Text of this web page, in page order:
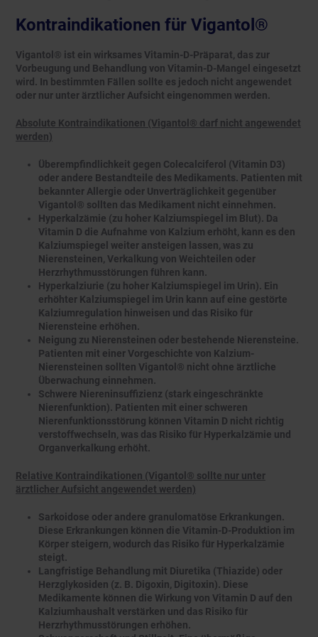
Kontraindikationen für Vigantol®
Vigantol® ist ein wirksames Vitamin-D-Präparat, das zur
Vorbeugung und Behandlung von Vitamin-D-Mangel eingesetzt
wird. In bestimmten Fällen sollte es jedoch nicht angewendet
oder nur unter ärztlicher Aufsicht eingenommen werden.
Absolute Kontraindikationen (Vigantol® darf nicht angewendet
werden)
Überempfindlichkeit gegen Colecalciferol (Vitamin D3)
oder andere Bestandteile des Medikaments. Patienten mit
bekannter Allergie oder Unverträglichkeit gegenüber
Vigantol® sollten das Medikament nicht einnehmen.
Hyperkalzämie (zu hoher Kalziumspiegel im Blut). Da
Vitamin D die Aufnahme von Kalzium erhöht, kann es den
Kalziumspiegel weiter ansteigen lassen, was zu
Nierensteinen, Verkalkung von Weichteilen oder
Herzrhythmusstörungen führen kann.
Hyperkalziurie (zu hoher Kalziumspiegel im Urin). Ein
erhöhter Kalziumspiegel im Urin kann auf eine gestörte
Kalziumregulation hinweisen und das Risiko für
Nierensteine erhöhen.
Neigung zu Nierensteinen oder bestehende Nierensteine.
Patienten mit einer Vorgeschichte von Kalzium-
Nierensteinen sollten Vigantol® nicht ohne ärztliche
Überwachung einnehmen.
Schwere Niereninsuffizienz (stark eingeschränkte
Nierenfunktion). Patienten mit einer schweren
Nierenfunktionsstörung können Vitamin D nicht richtig
verstoffwechseln, was das Risiko für Hyperkalzämie und
Organverkalkung erhöht.
Relative Kontraindikationen (Vigantol® sollte nur unter
ärztlicher Aufsicht angewendet werden)
Sarkoidose oder andere granulomatöse Erkrankungen.
Diese Erkrankungen können die Vitamin-D-Produktion im
Körper steigern, wodurch das Risiko für Hyperkalzämie
steigt.
Langfristige Behandlung mit Diuretika (Thiazide) oder
Herzglykosiden (z. B. Digoxin, Digitoxin). Diese
Medikamente können die Wirkung von Vitamin D auf den
Kalziumhaushalt verstärken und das Risiko für
Herzrhythmusstörungen erhöhen.